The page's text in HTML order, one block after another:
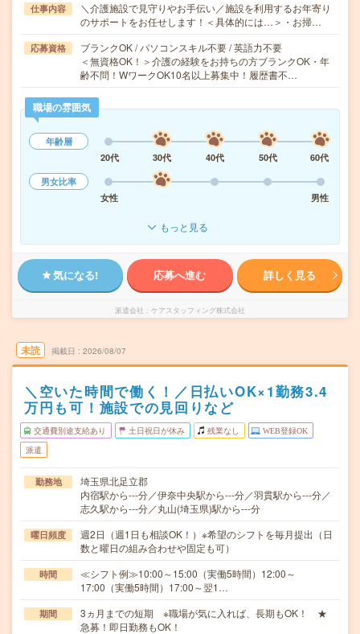
仕事内容
＼介護施設で見守りやお手伝い／施設を利用するお年寄り
のサポートをお任せします！＜具体的には…＞・お掃…
応募資格
ブランクOK / パソコンスキル不要 / 英語力不要
＜無資格OK！＞介護の経験をお持ちの方ブランクOK・年
齢不問！WワークOK10名以上募集中！履歴書不…
職場の雰囲気
年齢層
20代
30代 40代 50代
60代
男女比率
女性
男性
もっと見る
気になる! 応募へ進む 詳しく見る
派遣会社 ケアスタッフィング株式会社
未読 掲載日 2026/08/07
＼空いた時間で働く！／日払いOK×1勤務3.4
万円も可！施設での見回りなど
交通費別途支給あり 土日祝日が休み 残業なし WEB登録OK
派遣
勤務地
埼玉県北足立郡
内宿駅から---分／伊奈中央駅から---分／羽貫駅から---分／
志久駅から---分／丸山(埼玉県)駅から---分
曜日頻度
週2日（週1日も相談OK！）※希望のシフトを毎月提出（日
数と曜日の組み合わせや固定も可）
時間
≪シフト例≫10:00～15:00（実働5時間）12:00～
17:00（実働5時間）17:00～翌1…
期間
3ヵ月までの短期 ※職場が気に入れば、長期もOK！ ★
急募！即日勤務もOK！